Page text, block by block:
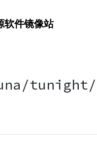
软件镜像站
tunight/